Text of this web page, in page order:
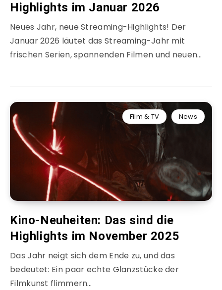
Highlights im Januar 2026
Neues Jahr, neue Streaming-Highlights! Der
Januar 2026 läutet das Streaming-Jahr mit
frischen Serien, spannenden Filmen und neuen…
Film & TV News
Kino-Neuheiten: Das sind die
Highlights im November 2025
Das Jahr neigt sich dem Ende zu, und das
bedeutet: Ein paar echte Glanzstücke der
Filmkunst flimmern…